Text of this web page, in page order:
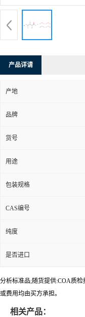
产品详请
产地
品牌
货号
用途
包装规格
CAS编号
纯度
是否进口
分析标准品;随货提供:COA质
或费用均由买方承担。
相关产品：